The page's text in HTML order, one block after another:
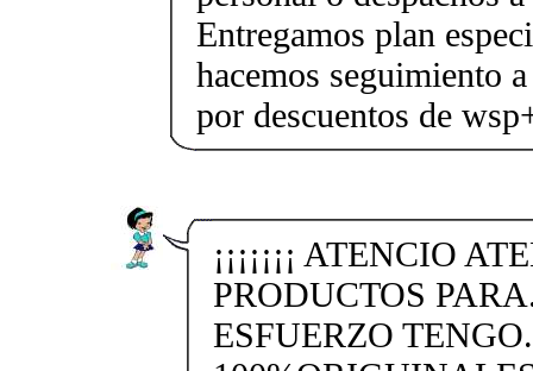
Entregamos plan
hacemos seguimiento
por descuentos de
¡¡¡¡¡¡¡ ATENCIO
PRODUCTOS
ESFUERZO